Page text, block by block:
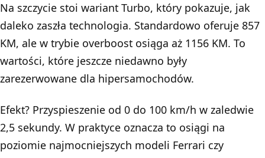
Na szczycie stoi wariant Turbo, który pokazuje, jak
daleko zaszła technologia. Standardowo oferuje 857
KM, ale w trybie overboost osiąga aż 1156 KM. To
wartości, które jeszcze niedawno były
zarezerwowane dla hipersamochodów.
Efekt? Przyspieszenie od 0 do 100 km/h w zaledwie
2,5 sekundy. W praktyce oznacza to osiągi na
poziomie najmocniejszych modeli Ferrari czy